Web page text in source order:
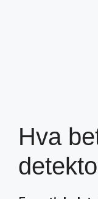
Hva